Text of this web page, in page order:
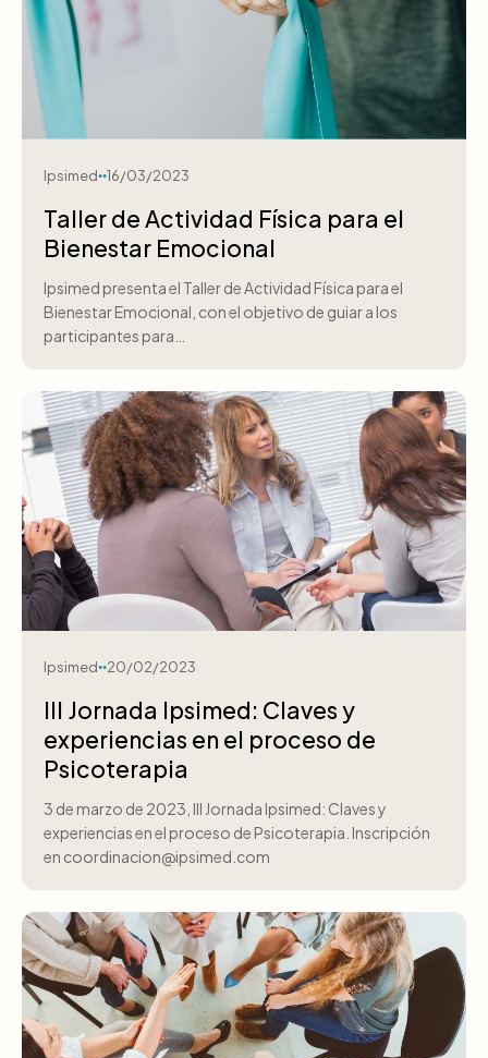
Ipsimed 16/03/2023
Taller de Actividad Física para el
Bienestar Emocional
Ipsimed presenta el Taller de Actividad Física para el
Bienestar Emocional, con el objetivo de guiar a los
participantes para…
Ipsimed 20/02/2023
III Jornada Ipsimed: Claves y
experiencias en el proceso de
Psicoterapia
3 de marzo de 2023, III Jornada Ipsimed: Claves y
experiencias en el proceso de Psicoterapia. Inscripción
en coordinacion@ipsimed.com